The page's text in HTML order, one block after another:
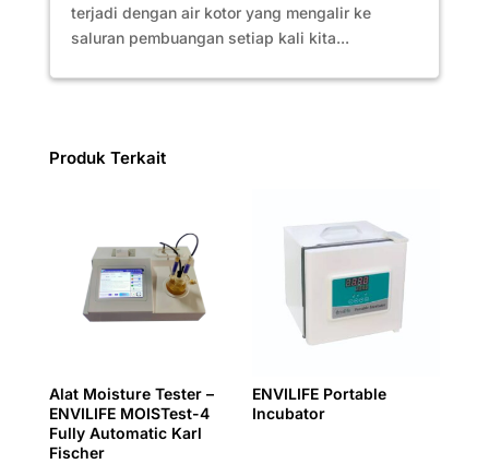
terjadi dengan air kotor yang mengalir ke
saluran pembuangan setiap kali kita...
Produk Terkait
Alat Moisture Tester –
ENVILIFE MOISTest-4
Fully Automatic Karl
Fischer
ENVILIFE Portable
Incubator